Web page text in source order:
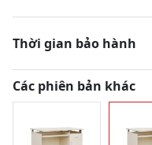
Thời gian bảo hành
Các phiên bản khác